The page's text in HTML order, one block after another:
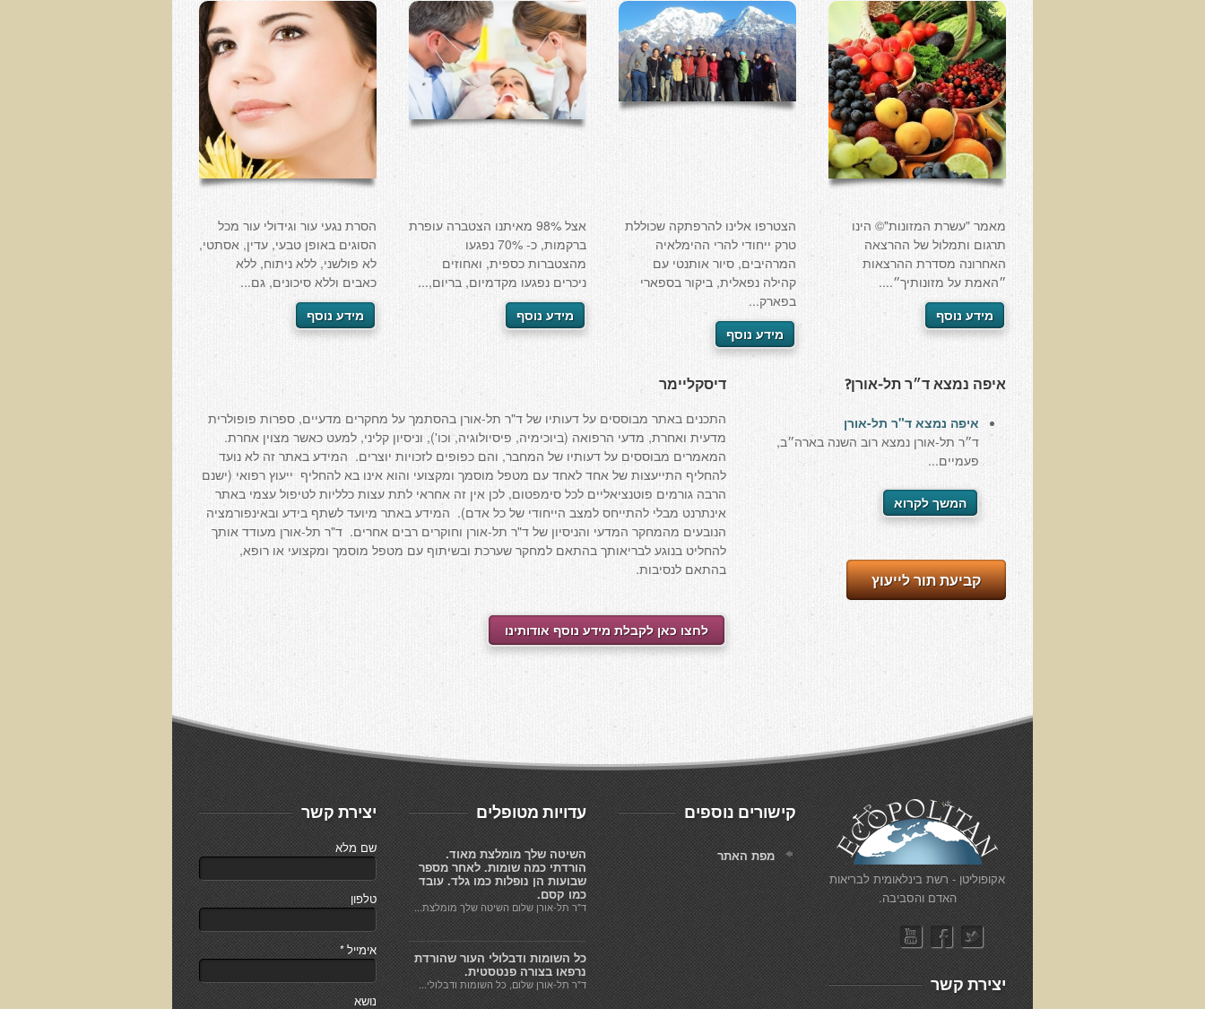
מאמר "עשרת המזונות"© הינו
תרגום ותמלול של ההרצאה
האחרונה מסדרת ההרצאות
״האמת על מזונותיך״....
מידע נוסף
הצטרפו אלינו להרפתקה שכוללת
טרק ייחודי להרי ההימלאיה
המרהיבים, סיור אותנטי עם
קהילה נפאלית, ביקור בספארי
בפארק...
מידע נוסף
אצל 98% מאיתנו הצטברה עופרת
ברקמות, כ- 70% נפגעו
מהצטברות כספית, ואחוזים
ניכרים נפגעו מקדמיום, בריום,...
מידע נוסף
הסרת נגעי עור וגידולי עור מכל
הסוגים באופן טבעי, עדין, אסתטי,
לא פולשני, ללא ניתוח, ללא
כאבים וללא סיכונים, גם...
מידע נוסף
איפה נמצא ד״ר תל-אורן?
איפה נמצא ד"ר תל-אורן
ד״ר תל-אורן נמצא רוב השנה בארה״ב,
פעמיים...
המשך לקרוא
קביעת תור לייעוץ
דיסקליימר
התכנים באתר מבוססים על דעותיו של ד"ר תל-אורן בהסתמך על מחקרים מדעיים, ספרות פופולרית
מדעית ואחרת, מדעי הרפואה (ביוכימיה, פיסיולוגיה, וכו'), וניסיון קליני, למעט כאשר מצוין אחרת.
המאמרים מבוססים על דעותיו של המחבר, והם כפופים לזכויות יוצרים. המידע באתר זה לא נועד
להחליף התייעצות של אחד לאחד עם מטפל מוסמך ומקצועי והוא אינו בא להחליף ייעוץ רפואי (ישנם
הרבה גורמים פוטנציאליים לכל סימפטום, לכן אין זה אחראי לתת עצות כלליות לטיפול עצמי באתר
אינתרנט מבלי להתייחס למצב הייחודי של כל אדם). המידע באתר מיועד לשתף בידע ובאינפורמציה
הנובעים מהמחקר המדעי והניסיון של ד"ר תל-אורן וחוקרים רבים אחרים. ד"ר תל-אורן מעודד אותך
להחליט בנוגע לבריאותך בהתאם למחקר שערכת ובשיתוף עם מטפל מוסמך ומקצועי או רופא,
בהתאם לנסיבות.
לחצו כאן לקבלת מידע נוסף אודותינו
​אקופוליטן - רשת בינלאומית לבריאות
האדם והסביבה.
יצירת קשר
קישורים נוספים
מפת האתר
עדויות מטופלים
השיטה שלך מומלצת מאוד.
הורדתי כמה שומות. לאחר מספר
שבועות הן נופלות כמו גלד. עובד
כמו קסם.
ד"ר תל-אורן שלום השיטה שלך מומלצת...
כל השומות ודבלולי העור שהורדת
נרפאו בצורה פנטסטית.
ד"ר תל-אורן שלום, כל השומות ודבלולי...
יצירת קשר
שם מלא
טלפון
אימייל*
נושא